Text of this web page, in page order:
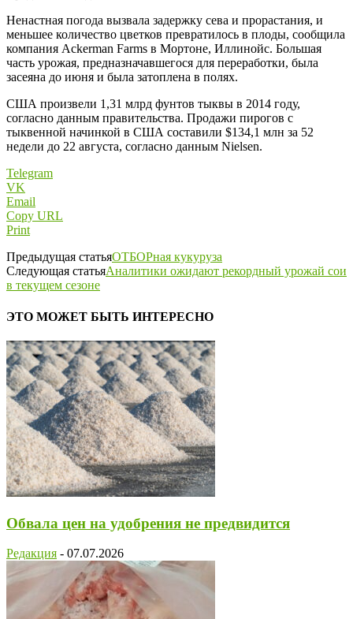
Ненастная погода вызвала задержку сева и прорастания, и
меньшее количество цветков превратилось в плоды, сообщила
компания Ackerman Farms в Мортоне, Иллинойс. Большая
часть урожая, предназначавшегося для переработки, была
засеяна до июня и была затоплена в полях.
США произвели 1,31 млрд фунтов тыквы в 2014 году,
согласно данным правительства. Продажи пирогов с
тыквенной начинкой в США составили $134,1 млн за 52
недели до 22 августа, согласно данным Nielsen.
Telegram
VK
Email
Copy URL
Print
Предыдущая статьяОТБОРная кукуруза
Следующая статьяАналитики ожидают рекордный урожай сои
в текущем сезоне
ЭТО МОЖЕТ БЫТЬ ИНТЕРЕСНО
Обвала цен на удобрения не предвидится
Редакция - 07.07.2026